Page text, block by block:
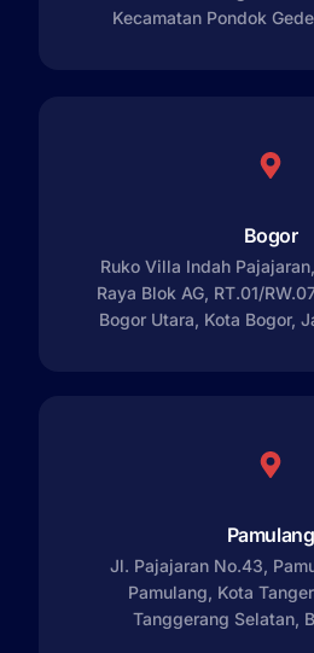
Kecamatan Pondok
Bogor
Ruko Villa Indah
Raya Blok AG, RT.01/
Bogor Utara, Kota Bogor,
Pamulang
Jl. Pajajaran No.43,
Pamulang, Kota
Tanggerang Selatan,